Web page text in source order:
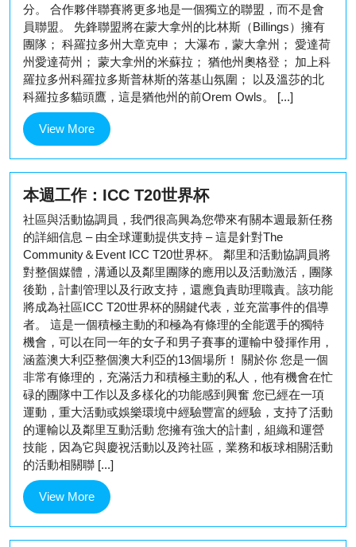
分。 合作夥伴聯賽將更多地是一個獨立的聯盟，而不是會
員聯盟。 先鋒聯盟將在蒙大拿州的比林斯（Billings）擁有
團隊； 科羅拉多州大章克申； 大瀑布，蒙大拿州； 愛達荷
州愛達荷州； 蒙大拿州的米蘇拉； 猶他州奧格登； 加上科
羅拉多州科羅拉多斯普林斯的落基山氛圍； 以及溫莎的北
科羅拉多貓頭鷹，這是猶他州的前Orem Owls。 [...]
View MoreView
More
本週工作：ICC T20世界杯
社區與活動協調員，我們很高興為您帶來有關本週最新任務
的詳細信息 – 由全球運動提供支持 – 這是針對The
Community＆Event ICC T20世界杯。 鄰里和活動協調員將
對整個媒體，溝通以及鄰里團隊的應用以及活動激活，團隊
後勤，計劃管理以及行政支持，還應負責助理職責。該功能
將成為社區ICC T20世界杯的關鍵代表，並充當事件的倡導
者。 這是一個積極主動的和極為有條理的全能選手的獨特
機會，可以在同一年的女子和男子賽事的運輸中發揮作用，
涵蓋澳大利亞整個澳大利亞的13個場所！ 關於你 您是一個
非常有條理的，充滿活力和積極主動的私人，他有機會在忙
碌的團隊中工作以及多樣化的功能感到興奮 您已經在一項
運動，重大活動或娛樂環境中經驗豐富的經驗，支持了活動
的運輸以及鄰里互動活動 您擁有強大的計劃，組織和運營
技能，因為它與慶祝活動以及跨社區，業務和板球相關活動
的活動相關聯 [...]
View MoreView
More